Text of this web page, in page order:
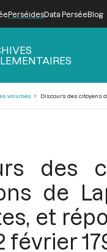
PerséidesData PerséeBlog
volumes Discours des citoyens
des
de
et
février